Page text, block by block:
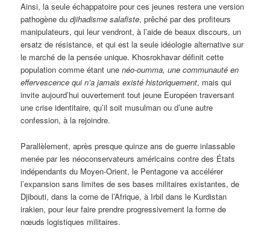
Ainsi, la seule échappatoire pour ces jeunes restera une version
pathogène dudjihadisme salafiste, prêché par des profiteurs
manipulateurs, qui leur vendront, à l’aide de beaux discours, un
ersatz de résistance, et qui est la seule idéologie alternative sur
le marché de la pensée unique. Khosrokhavar définit cette
population comme étant unenéo-oumma, une communauté en
effervescence qui n’a jamais existé historiquement, mais qui
invite aujourd’hui ouvertement tout jeune Européen traversant
une crise identitaire, qu’il soit musulman ou d’une autre
confession, à la rejoindre.
Parallèlement, après presque quinze ans de guerre inlassable
menée par les néoconservateurs américains contre des États
indépendants du Moyen-Orient, le Pentagone va accélérer
l’expansion sans limites de ses bases militaires existantes, de
Djibouti, dans la corne de l’Afrique, à Irbil dans le Kurdistan
irakien, pour leur faire prendre progressivement la forme de
nœuds logistiques militaires.